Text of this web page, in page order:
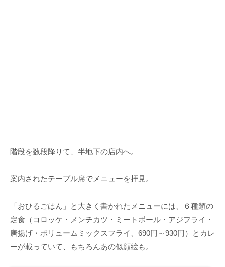
階段を数段降りて、半地下の店内へ。
案内されたテーブル席でメニューを拝見。
「おひるごはん」と大きく書かれたメニューには、６種類の
定食（コロッケ・メンチカツ・ミートボール・アジフライ・
唐揚げ・ボリュームミックスフライ、690円～930円）とカレ
ーが載っていて、もちろんあの似顔絵も。